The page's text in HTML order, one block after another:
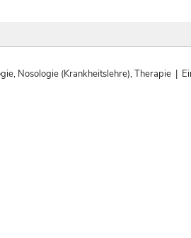
Nosologie (Krankheitslehre), Therapie |